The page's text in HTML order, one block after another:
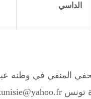
الداسي
المنفي في وطنه